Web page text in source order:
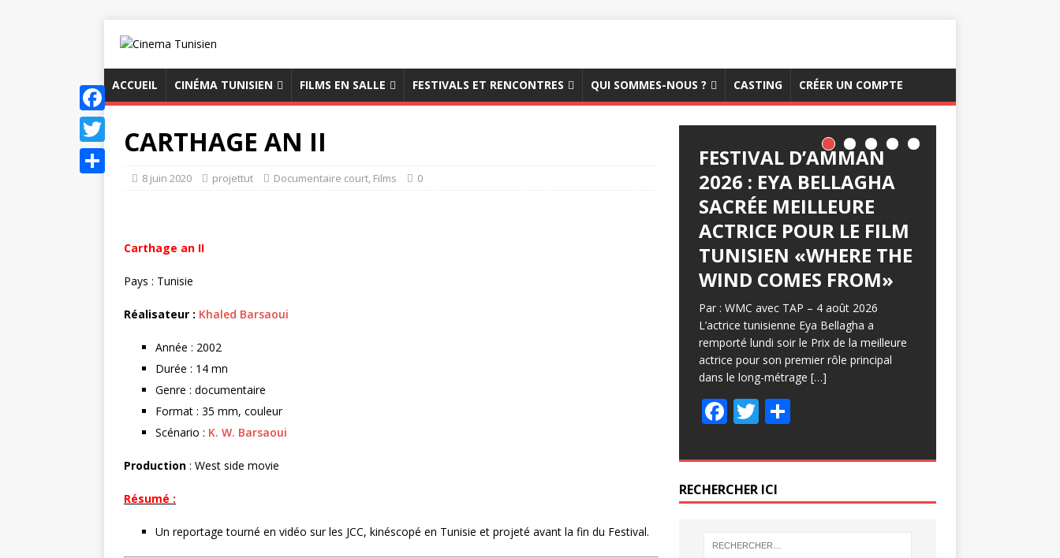
ACCUEIL CINÉMA TUNISIEN FILMS EN SALLE FESTIVALS ET RENCONTRES QUI SOMMES-NOUS ? CASTING CRÉER UN COMPTE
CARTHAGE AN II
8 juin 2020 projettut Documentaire court, Films 0
Carthage an II
Pays : Tunisie
Réalisateur : Khaled Barsaoui
Année : 2002
Durée : 14 mn
Genre : documentaire
Format : 35 mm, couleur
Scénario : K. W. Barsaoui
Production : West side movie
Résumé :
Un reportage tourné en vidéo sur les JCC, kinéscopé en Tunisie et projeté avant la fin du Festival.
F
a
c
T
FESTIVAL D’AMMAN
2026 : EYA BELLAGHA
SACRÉE MEILLEURE
ACTRICE POUR LE FILM
TUNISIEN «WHERE THE
WIND COMES FROM»
Par : WMC avec TAP – 4 août 2026
L’actrice tunisienne Eya Bellagha a
remporté lundi soir le Prix de la meilleure
actrice pour son premier rôle principal
dans le long-métrage […]
F
e
b
o
o
T
itt
er
P
ta
er
RECHERCHER ICI